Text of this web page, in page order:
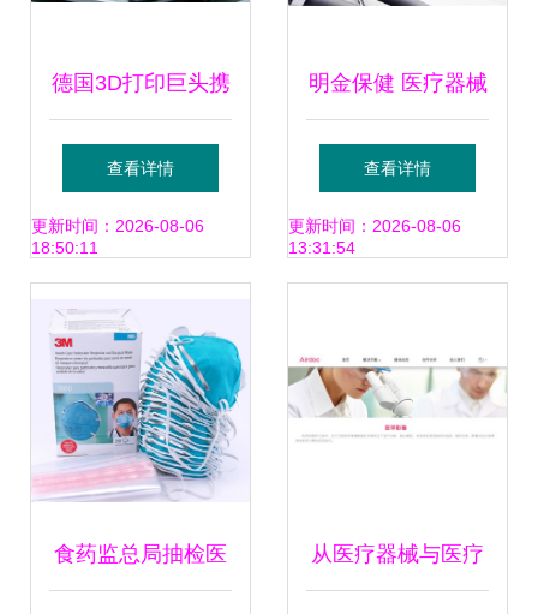
德国3D打印巨头携
手祺鲲科技 通过
VCS碳信用完成零
医疗行业绿色转型
查看详情
更新时间：2026-08-06
18:50:11
明金保健 医疗器械
与电子产品的融合
创新之路
查看详情
更新时间：2026-08-06
13:31:54
食药监总局抽检医 从医疗器械与医疗